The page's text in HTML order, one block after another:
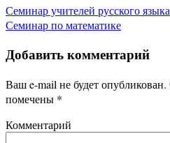
Семинар учителей русского
Семинар по математике
Добавить комментарий
Ваш e-mail не будет опубликован.
помечены *
Комментарий